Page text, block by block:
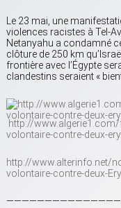
Le 23 mai, une
violences racistes à Tel-
Netanyahu a condamné
clôture de 250 km
frontière avec l’Égypte
clandestins seraient «
http://
volontaire-contre-deux-
http://www.alterinfo.net/
volontaire-contre-deux-